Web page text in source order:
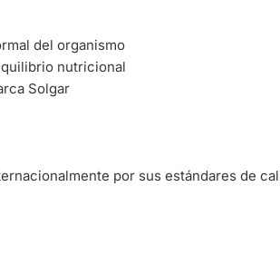
del organismo
nutricional
Solgar
por sus estándares de